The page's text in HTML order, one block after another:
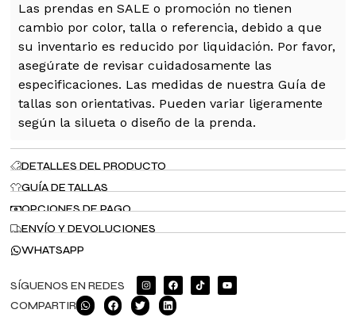
Las prendas en SALE o promoción no tienen
cambio por color, talla o referencia, debido a que
su inventario es reducido por liquidación. Por favor,
asegúrate de revisar cuidadosamente las
especificaciones. Las medidas de nuestra Guía de
tallas son orientativas. Pueden variar ligeramente
según la silueta o diseño de la prenda.
DETALLES DEL PRODUCTO
GUÍA DE TALLAS
OPCIONES DE PAGO
ENVÍO Y DEVOLUCIONES
WHATSAPP
SÍGUENOS EN REDES
COMPARTIR